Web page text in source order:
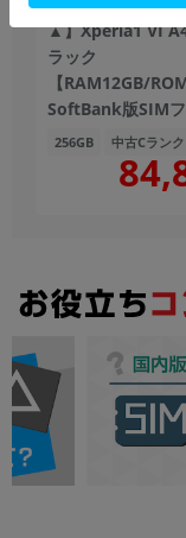
▲】Xperia1 VI
ラック
【RAM12GB/
SoftBank版SIMフ
256GB 中古Cランク